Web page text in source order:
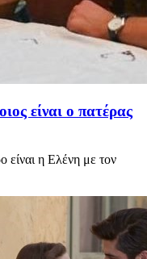
είναι ο πατέρας
είναι η Ελένη με τον